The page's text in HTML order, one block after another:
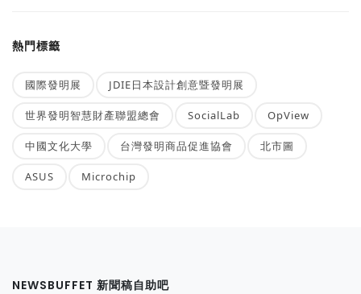
熱門標籤
國際發明展 JDIE日本設計創意暨發明展
世界發明智慧財產聯盟總會 SocialLab OpView
中國文化大學 台灣發明商品促進協會 北市圖
ASUS Microchip
NEWSBUFFET 新聞稿自助吧